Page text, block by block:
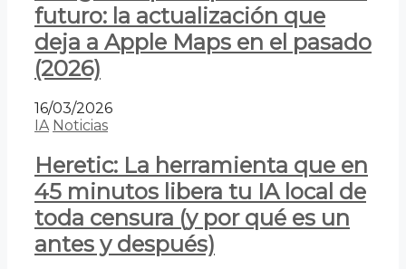
futuro: la actualización que
deja a Apple Maps en el pasado
(2026)
16/03/2026
IA Noticias
Heretic: La herramienta que en
45 minutos libera tu IA local de
toda censura (y por qué es un
antes y después)